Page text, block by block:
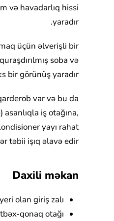
və havadarlıq hissi
yaradır.
üçün əlverişli bir
soba və
bir görünüş yaradır.
var və bu da
asanlıqla iş otağına,
yayı rahat
təbii işıq əlavə edir.
Daxili məkan
olan giriş zalı
qonaq otağı